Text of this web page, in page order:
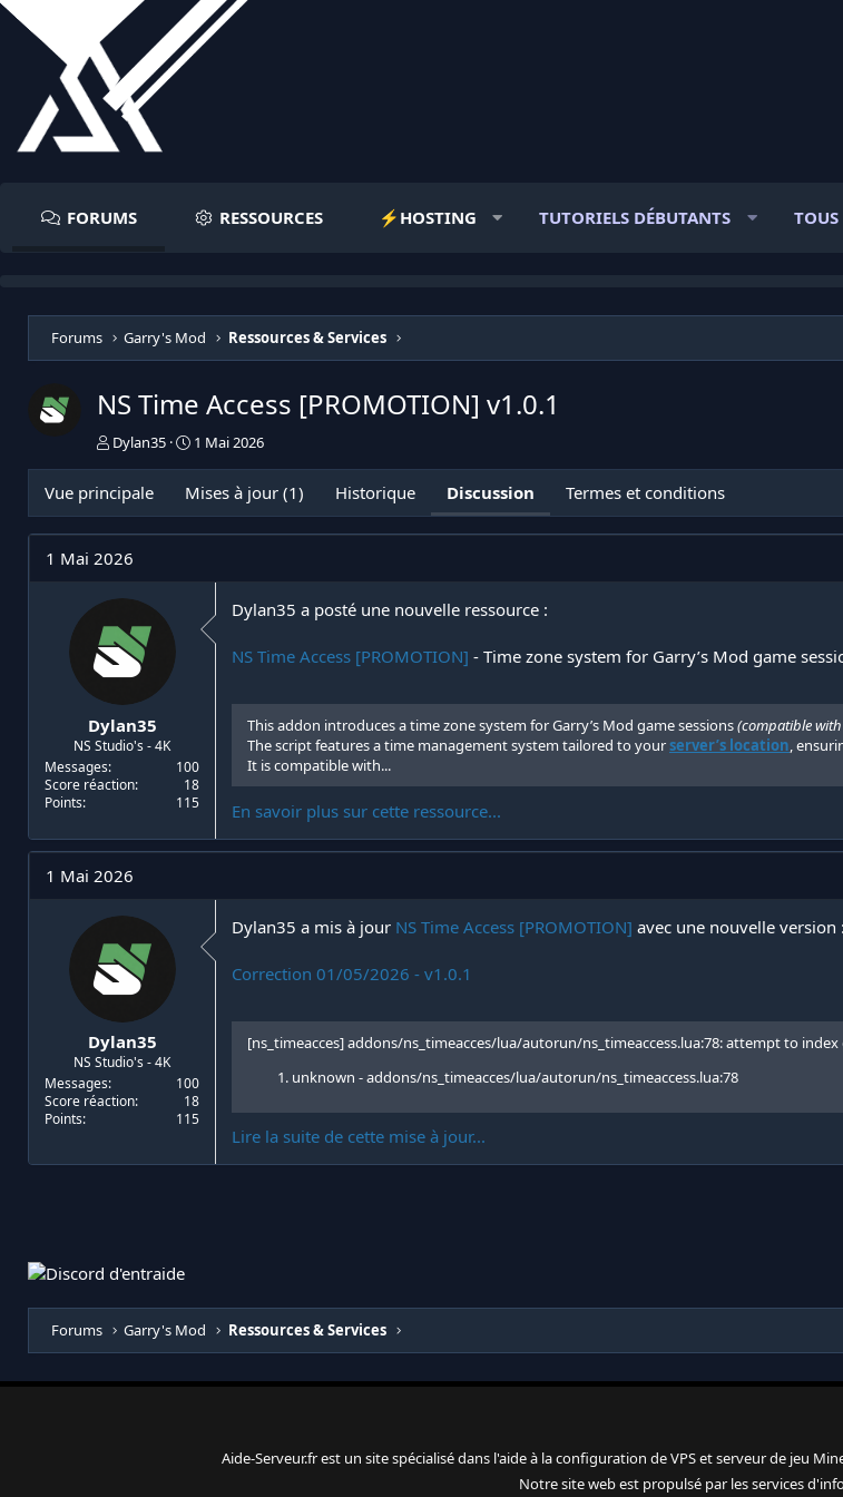
FORUMS RESSOURCES ⚡️HOSTING TUTORIELS DÉBUTANTS TOUS
Forums Garry's Mod Ressources & Services
NS Time Access [PROMOTION] v1.0.1
I
t
i
a
t
u
r
d
e
l
a
d
i
c
s
o
Dylan35
D
e
d
e
1 Mai 2026
Vue principale Mises à jour (1) Historique Discussion Termes et conditions
1 Mai 2026
Dylan35
NS Studio's - 4K
Messages
100
Score réaction
18
Points
115
Dylan35 a posté une nouvelle ressource :
NS Time Access [PROMOTION] - Time zone system for Garry’s Mod game
This addon introduces a time zone system for Garry’s Mod game sessions(compatible
The script features a time management system tailored to yourserver’s location,
It is compatible with...
En savoir plus sur cette ressource...
1 Mai 2026
Dylan35
NS Studio's - 4K
Messages
100
Score réaction
18
Points
115
Dylan35 a mis à jour NS Time Access [PROMOTION] avec une nouvelle version :
Correction 01/05/2026 - v1.0.1
[ns_timeacces] addons/ns_timeacces/lua/autorun/ns_timeaccess.lua:78: attempt to
unknown - addons/ns_timeacces/lua/autorun/ns_timeaccess.lua:78
Lire la suite de cette mise à jour...
Forums Garry's Mod Ressources & Services
Aide-Serveur.fr est un site spécialisé dans l'aide à la configuration de VPS et serveur de jeu
Notre site web est propulsé par les services d'